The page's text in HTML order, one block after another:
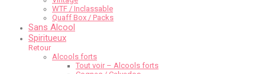
WTF / Inclassable
Quaff Box / Packs
Sans Alcool
Spiritueux
Retour
Alcools forts
Tout voir – Alcools forts